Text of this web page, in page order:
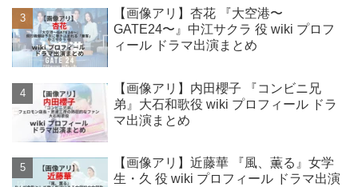
【画像アリ】杏花 『大空港〜
GATE24〜』中江サクラ 役 wiki プロフ
ィール ドラマ出演まとめ
【画像アリ】内田櫻子 『コンビニ兄
弟』大石和歌役 wiki プロフィール ドラ
マ出演まとめ
【画像アリ】近藤華 『風、薫る』女学
生・久 役 wiki プロフィール ドラマ出演